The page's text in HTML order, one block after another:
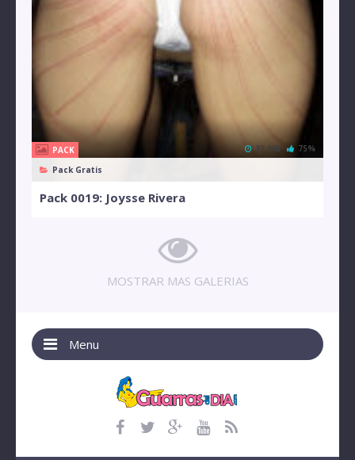
PACK
Pack Gratis
33 MB 75%
Pack 0019: Joysse Rivera
MOSTRAR MAS GALERIAS
Menu